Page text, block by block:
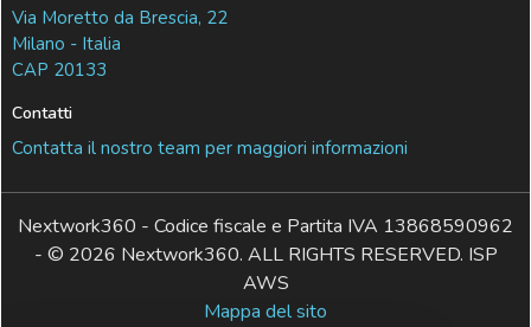
Via Moretto da Brescia, 22
Milano - Italia
CAP 20133
Contatti
Contatta il nostro team per maggiori informazioni
Nextwork360 - Codice fiscale e Partita IVA 13868590962
- © 2026 Nextwork360. ALL RIGHTS RESERVED. ISP
AWS
Mappa del sito